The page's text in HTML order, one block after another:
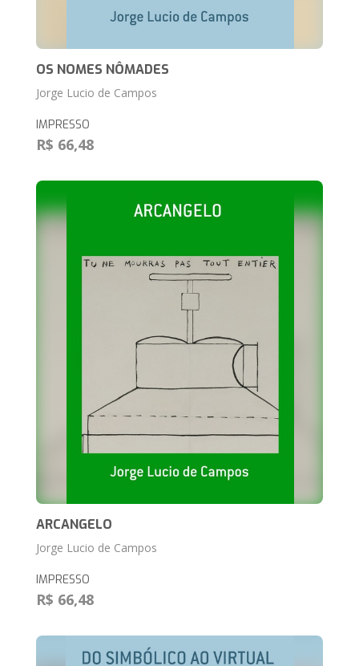
OS NOMES NÔMADES
Jorge Lucio de Campos
IMPRESSO
R$ 66,48
ARCANGELO
Jorge Lucio de Campos
IMPRESSO
R$ 66,48